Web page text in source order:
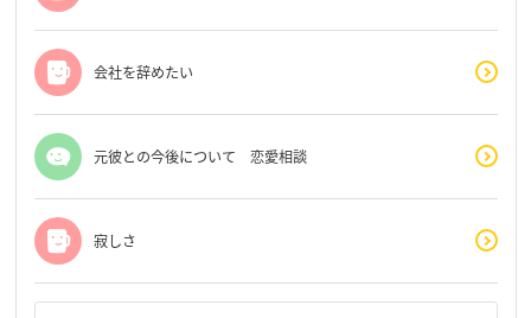
会社を辞めたい
元彼との今後について 恋愛相談
寂しさ